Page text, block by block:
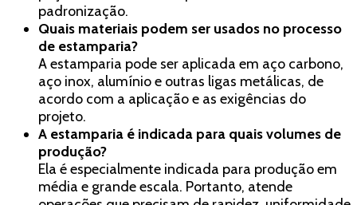
padronização.
Quais materiais podem ser usados no processo
de estamparia?
A estamparia pode ser aplicada em aço carbono,
aço inox, alumínio e outras ligas metálicas, de
acordo com a aplicação e as exigências do
projeto.
A estamparia é indicada para quais volumes de
produção?
Ela é especialmente indicada para produção em
média e grande escala. Portanto, atende